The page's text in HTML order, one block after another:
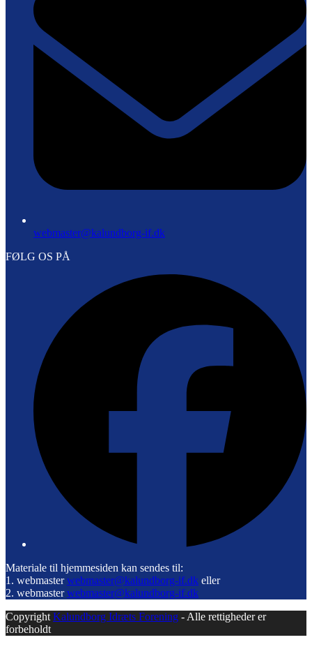
webmaster@kalundborg-if.dk
FØLG OS PÅ
Materiale til hjemmesiden kan sendes til:
1. webmasterwebmaster@kalundborg-if.dk eller
2. webmasterwebmaster@kalundborg-if.dk
CopyrightKalundborg Idræts Forening - Alle rettigheder er
forbeholdt